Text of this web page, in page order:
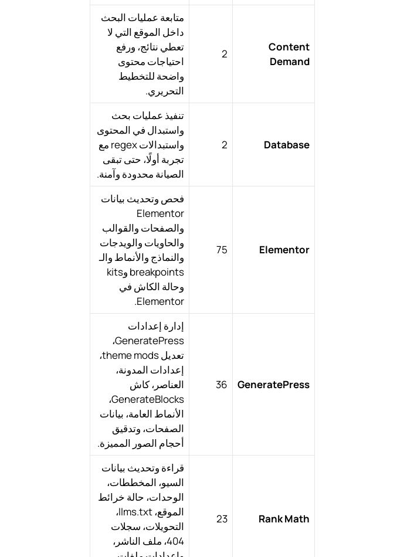
Content
Demand
2
متابعة عمليات البحث
داخل الموقع التي لا
تعطي نتائج، ورفع
احتياجات محتوى
واضحة للتخطيط
التحريري.
Database
2
تنفيذ عمليات بحث
واستبدال في المحتوى
واستبدالات regex مع
تجربة أولًا، حتى تبقى
الصيانة محدودة وآمنة.
Elementor
75
فحص وتحديث بيانات
Elementor
والصفحات والقوالب
والحاويات والويدجات
والنماذج والأنماط والـ
breakpoints وkits
وحالة الكاش في
Elementor.
GeneratePress
36
إدارة إعدادات
GeneratePress،
تعديل theme mods،
إعدادات المدونة،
العناصر، كاش
GenerateBlocks،
الأنماط العامة، بيانات
الصفحات، وتدقيق
أحجام الصور المميزة.
Rank Math
23
قراءة وتحديث بيانات
السيو، المخططات،
الوحدات، حالة خرائط
الموقع، llms.txt،
التحويلات، سجلات
404، ملف الناشر،